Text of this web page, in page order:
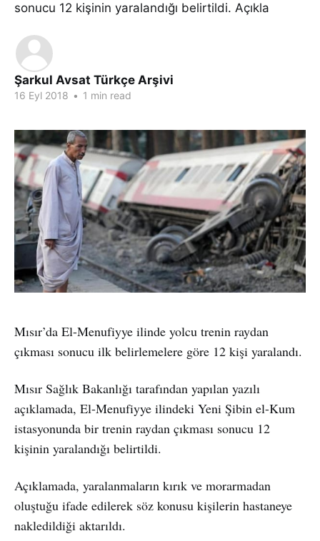
sonucu 12 kişinin yaralandığı belirtildi. Açıkla
Şarkul Avsat Türkçe Arşivi
16 Eyl 2018 • 1 min read
Mısır’da El-Menufiyye ilinde yolcu trenin raydan
çıkması sonucu ilk belirlemelere göre 12 kişi yaralandı.
Mısır Sağlık Bakanlığı tarafından yapılan yazılı
açıklamada, El-Menufiyye ilindeki Yeni Şibin el-Kum
istasyonunda bir trenin raydan çıkması sonucu 12
kişinin yaralandığı belirtildi.
Açıklamada, yaralanmaların kırık ve morarmadan
oluştuğu ifade edilerek söz konusu kişilerin hastaneye
nakledildiği aktarıldı.